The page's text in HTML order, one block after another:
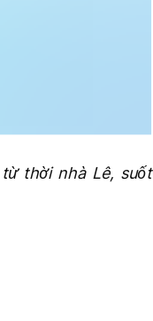
thời nhà Lê, suốt